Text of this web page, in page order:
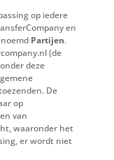
op iedere
en
Partijen.
(de
deze
De
op
van
waaronder het
er wordt niet